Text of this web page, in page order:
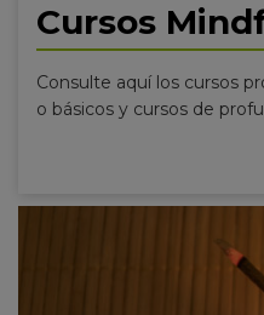
Cursos
Consulte aquí los cursos
o básicos y cursos de